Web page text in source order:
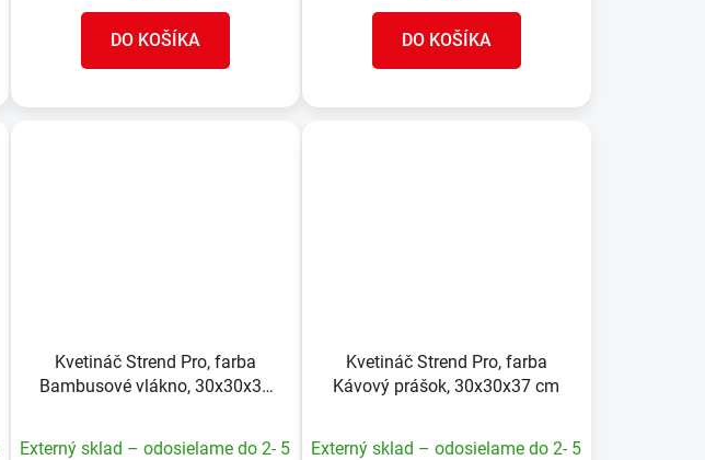
DO KOŠÍKA DO KOŠÍKA
Kvetináč Strend Pro, farba
Bambusové vlákno, 30x30x37
Externý sklad – odosielame do 2- 5
Kvetináč Strend Pro, farba
Kávový prášok, 30x30x37 cm
Externý sklad – odosielame do 2- 5